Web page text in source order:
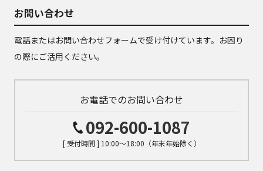
お問い合わせ
電話またはお問い合わせフォームで受け付けています。お困り
の際にご活用ください。
お電話でのお問い合わせ
092-600-1087
[ 受付時間 ] 10:00～18:00（年末年始除く）